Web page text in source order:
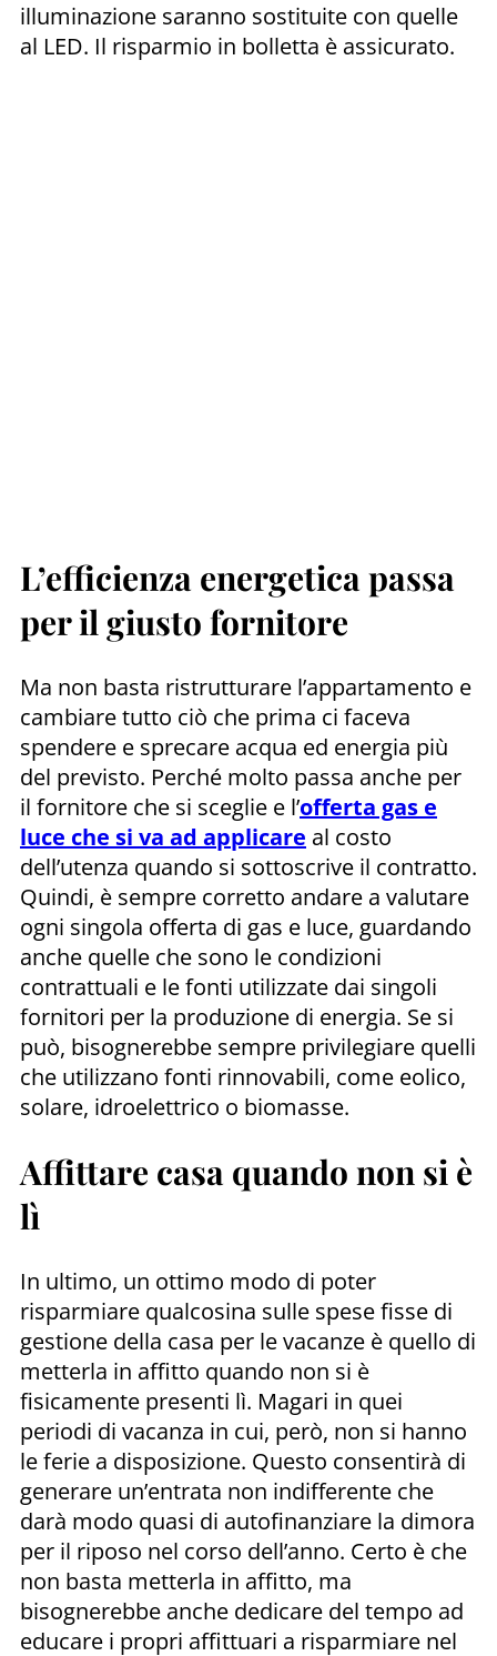
illuminazione saranno sostituite con quelle
al LED. Il risparmio in bolletta è assicurato.
L’efficienza energetica passa
per il giusto fornitore
Ma non basta ristrutturare l’appartamento e
cambiare tutto ciò che prima ci faceva
spendere e sprecare acqua ed energia più
del previsto. Perché molto passa anche per
il fornitore che si sceglie e l’offerta gas e
luce che si va ad applicare al costo
dell’utenza quando si sottoscrive il contratto.
Quindi, è sempre corretto andare a valutare
ogni singola offerta di gas e luce, guardando
anche quelle che sono le condizioni
contrattuali e le fonti utilizzate dai singoli
fornitori per la produzione di energia. Se si
può, bisognerebbe sempre privilegiare quelli
che utilizzano fonti rinnovabili, come eolico,
solare, idroelettrico o biomasse.
Affittare casa quando non si è
lì
In ultimo, un ottimo modo di poter
risparmiare qualcosina sulle spese fisse di
gestione della casa per le vacanze è quello di
metterla in affitto quando non si è
fisicamente presenti lì. Magari in quei
periodi di vacanza in cui, però, non si hanno
le ferie a disposizione. Questo consentirà di
generare un’entrata non indifferente che
darà modo quasi di autofinanziare la dimora
per il riposo nel corso dell’anno. Certo è che
non basta metterla in affitto, ma
bisognerebbe anche dedicare del tempo ad
educare i propri affittuari a risparmiare nel